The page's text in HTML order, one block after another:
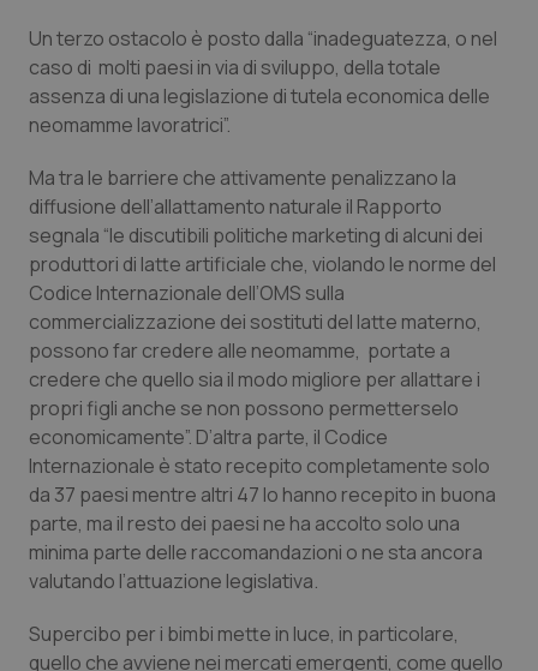
Quotidiano Pediatria
Rene & patologie urogenitali
Sangue & coagulazione
Tiroide
Tumore al seno
Tumore ovarico
Tumori del Polmone & Testa Collo
Tumori gastrointestinali
Ulcera & Reflusso
Vaccini
Un terzo ostacolo è posto dalla “inadeguatezza, o nel
caso di molti paesi in via di sviluppo, della totale
assenza di una legislazione di tutela economica delle
neomamme lavoratrici”.
Ma tra le barriere che attivamente penalizzano la
diffusione dell’allattamento naturale il Rapporto
segnala “le discutibili politiche marketing di alcuni dei
produttori di latte artificiale che, violando le norme del
Codice Internazionale dell’OMS sulla
commercializzazione dei sostituti del latte materno,
possono far credere alle neomamme, portate a
credere che quello sia il modo migliore per allattare i
propri figli anche se non possono permetterselo
economicamente”. D’altra parte, il Codice
Internazionale è stato recepito completamente solo
da 37 paesi mentre altri 47 lo hanno recepito in buona
parte, ma il resto dei paesi ne ha accolto solo una
minima parte delle raccomandazioni o ne sta ancora
valutando l’attuazione legislativa.
Supercibo per i bimbi mette in luce, in particolare,
quello che avviene nei mercati emergenti, come quello